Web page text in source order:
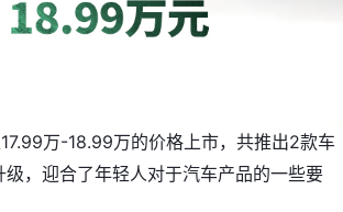
万-18.99万的价格上市，共推出2款车
，迎合了年轻人对于汽车产品的一些要